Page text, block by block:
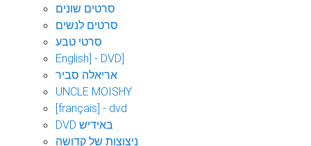
סרטים שונים
סרטים לנשים
סרטי טבע
English] - DVD]
אריאלה סביר
UNCLE MOISHY
[français] - dvd
DVD באידיש
ניצוצות של קדושה